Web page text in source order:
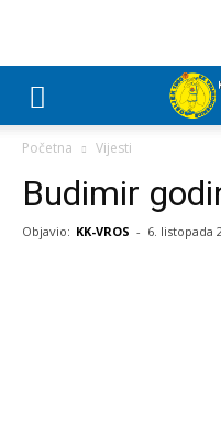
Početna Vijesti
Budimir
Objavio: KK-VROS - 6. listopada